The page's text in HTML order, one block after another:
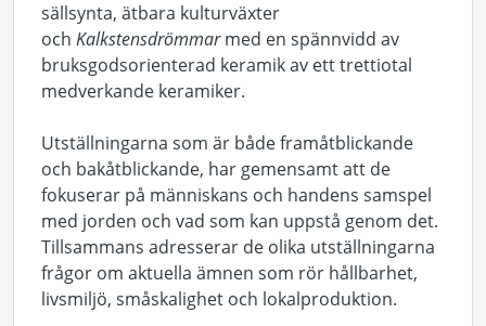
sällsynta, ätbara kulturväxter
och Kalkstensdrömmarmed en spännvidd av
bruksgodsorienterad keramik av ett trettiotal
medverkande keramiker.
Utställningarna som är både framåtblickande
och bakåtblickande, har gemensamt att de
fokuserar på människans och handens samspel
med jorden och vad som kan uppstå genom det.
Tillsammans adresserar de olika utställningarna
frågor om aktuella ämnen som rör hållbarhet,
livsmiljö, småskalighet och lokalproduktion.